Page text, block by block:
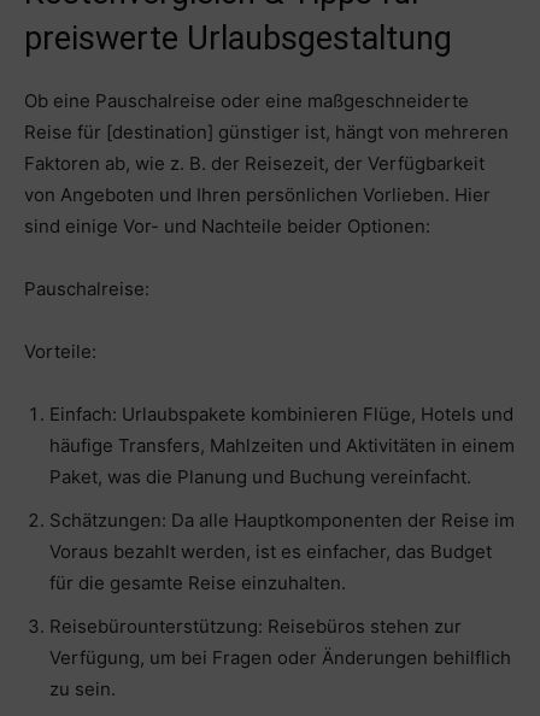
preiswerte Urlaubsgestaltung
Ob eine Pauschalreise oder eine maßgeschneiderte
Reise für [destination] günstiger ist, hängt von mehreren
Faktoren ab, wie z. B. der Reisezeit, der Verfügbarkeit
von Angeboten und Ihren persönlichen Vorlieben. Hier
sind einige Vor- und Nachteile beider Optionen:
Pauschalreise:
Vorteile:
Einfach: Urlaubspakete kombinieren Flüge, Hotels und
häufige Transfers, Mahlzeiten und Aktivitäten in einem
Paket, was die Planung und Buchung vereinfacht.
Schätzungen: Da alle Hauptkomponenten der Reise im
Voraus bezahlt werden, ist es einfacher, das Budget
für die gesamte Reise einzuhalten.
Reisebürounterstützung: Reisebüros stehen zur
Verfügung, um bei Fragen oder Änderungen behilflich
zu sein.